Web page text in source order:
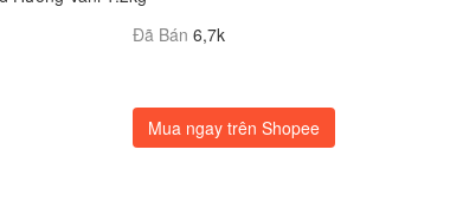
Đã Bán 6,7k
Mua ngay trên Shopee